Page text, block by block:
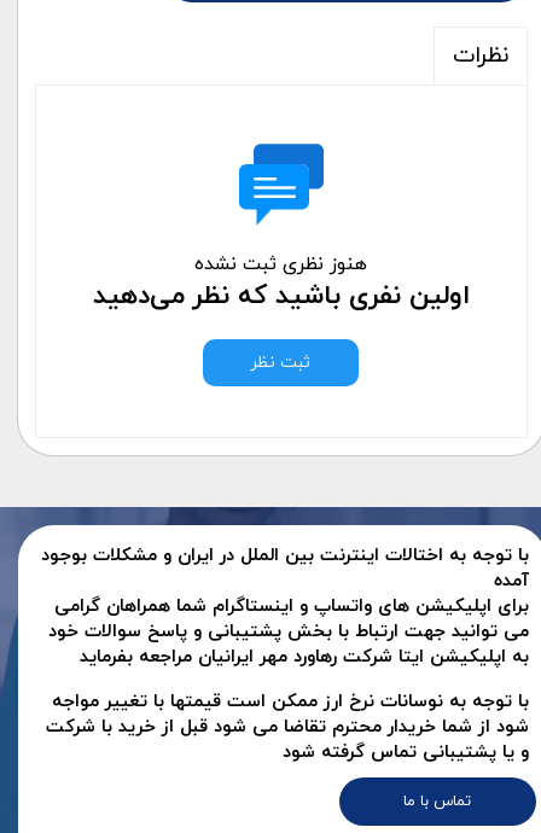
نظرات
هنوز نظری ثبت نشده
اولین نفری باشید که نظر می‌دهید
ثبت نظر
تماس با ما
با توجه به اختالات اینترنت بین الملل در ایران و مشکلات بوجود
آمده
برای اپلیکیشن های واتساپ و اینستاگرام شما همراهان گرامی
می توانید جهت ارتباط با بخش پشتیبانی و پاسخ سوالات خود
به اپلیکیشن ایتا شرکت رهاورد مهر ایرانیان مراجعه بفرماید
با توجه به نوسانات نرخ ارز ممکن است قیمتها با تغییر مواجه
شود از شما خریدار محترم تقاضا می شود قبل از خرید با شرکت
و یا پشتیبانی تماس گرفته شود